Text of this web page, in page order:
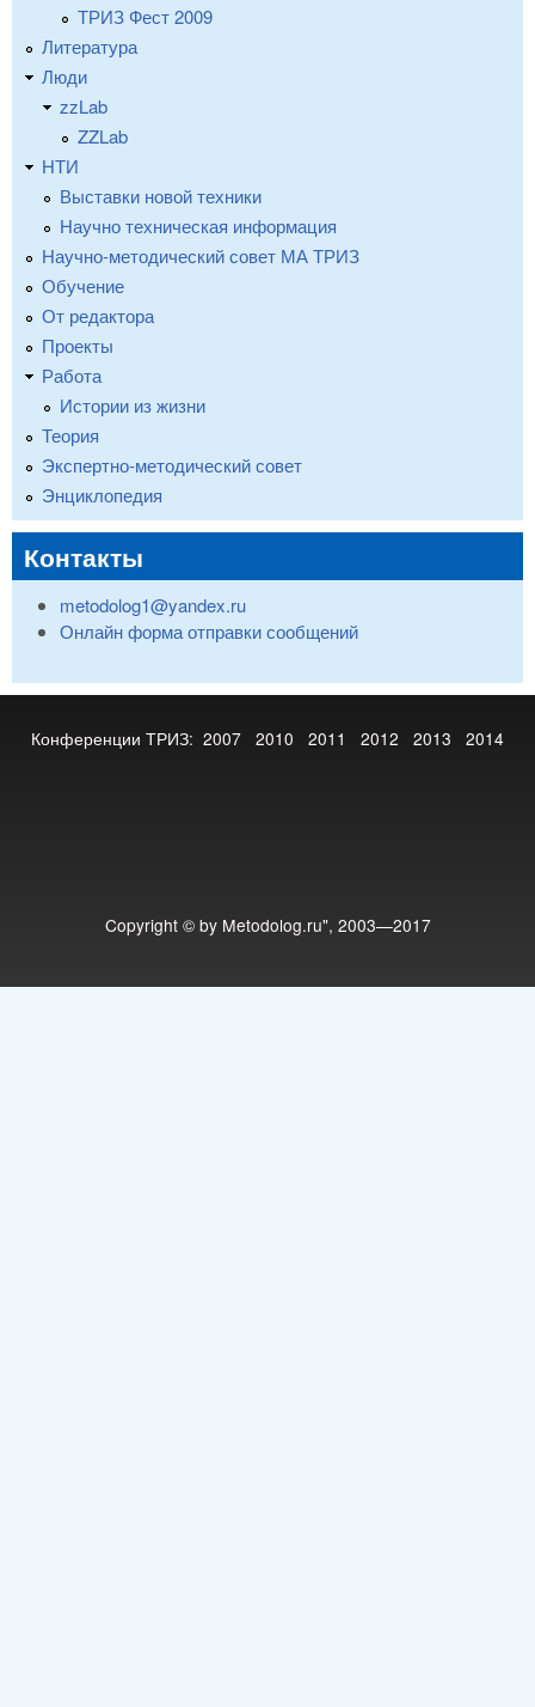
ТРИЗ Фест 2009
Литература
Люди
zzLab
ZZLab
НТИ
Выставки новой техники
Научно техническая информация
Научно-методический совет МА ТРИЗ
Обучение
От редактора
Проекты
Работа
Истории из жизни
Теория
Экспертно-методический совет
Энциклопедия
Контакты
metodolog1@yandex.ru
Онлайн форма отправки сообщений
Конференции ТРИЗ: 2007 2010 2011 2012 2013 2014
Copyright © by Metodolog.ru", 2003—2017